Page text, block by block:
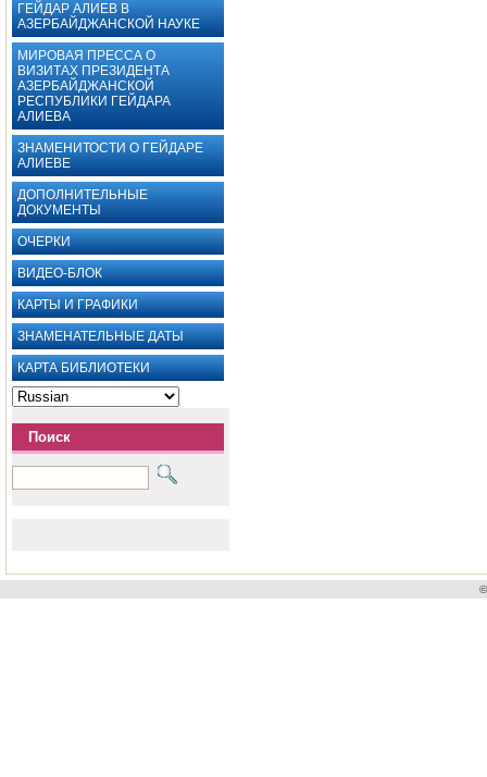
ГЕЙДАР АЛИЕВ В
АЗЕРБАЙДЖАНСКОЙ НАУКЕ
МИРОВАЯ ПРЕССА О
ВИЗИТАХ ПРЕЗИДЕНТА
АЗЕРБАЙДЖАНСКОЙ
РЕСПУБЛИКИ ГЕЙДАРА
АЛИЕВА
ЗНАМЕНИТОСТИ О ГЕЙДАРЕ
АЛИЕВЕ
ДОПОЛНИТЕЛЬНЫЕ
ДОКУМЕНТЫ ‎
ОЧЕРКИ
ВИДЕО-БЛОК
КАРТЫ И ГРАФИКИ
ЗНАМЕНАТЕЛЬНЫЕ ДАТЫ
КАРТА БИБЛИОТЕКИ
Поиск